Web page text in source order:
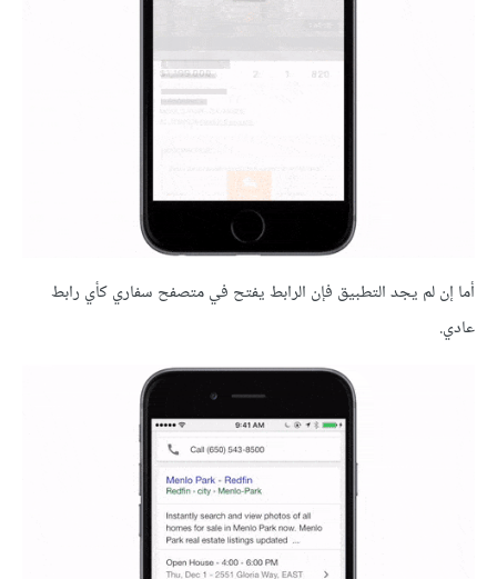
أما إن لم يجد التطبيق فإن الرابط يفتح في متصفح سفاري كأي رابط
عادي.